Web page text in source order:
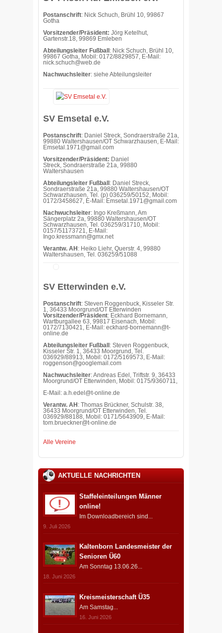
Postanschrift: Nick Schuch, Brühl 10, 99867
Gotha
Vorsitzender/Präsident: Jörg Ketelhut,
Gartenstr.18, 99869 Emleben
Abteilungsleiter Fußball : Nick Schuch, Brühl 10,
99867 Gotha, Mobil: 0172/8829857, E-Mail:
nick.schuch@web.de
Nachwuchsleiter: siehe Abteilungsleiter
SV Emsetal e.V.
Postanschrift: Daniel Streck, Sondraerstraße 21a,
99880 Waltershausen/OT Schwarzhausen, E-Mail:
Emsetal.1971@gmail.com
Vorsitzender/Präsident: Daniel
Streck, Sondraerstraße 21a, 99880
Waltershausen
Abteilungsleiter Fußball : Daniel Streck,
Sondraerstraße 21a, 99880 Waltershausen/OT
Schwarzhausen, Tel. (p) 036259/50152, Mobil:
0172/3458627, E-Mail: Emsetal.1971@gmail.com
Nachwuchsleiter: Ingo Kreßmann, Am
Sängerplatz 2a, 99880 Waltershausen/OT
Schwarzhausen, Tel. 036259/31710, Mobil:
0157/51173721, E-Mail:
Ingo.kressmann@gmx.net
Verantw. AH : Heiko Liehr, Querstr. 4, 99880
Waltershausen, Tel. 036259/51088
SV Etterwinden e.V.
Postanschrift: Steven Roggenbuck, Kisseler Str.
1, 36433 Moorgrund/OT Etterwinden
Vorsitzender/Präsident: Eckhard Bornemann,
Wartburgallee 63, 99817 Eisenach, Mobil:
0172/7130421, E-Mail: eckhard-bornemann@t-
online.de
Abteilungsleiter Fußball : Steven Roggenbuck,
Kisseler Str. 1, 36433 Moorgrund, Tel.
036929/88913, Mobil: 0172/5169573, E-Mail:
roggenson@googlemail.com
Nachwuchsleiter: Andreas Edel, Triftstr. 9, 36433
Moorgrund/OT Etterwinden, Mobil: 0175/9360711,
E-Mail: a.h.edel@t-online.de
Verantw. AH : Thomas Brückner, Schulstr. 38,
36433 Moorgrund/OT Etterwinden, Tel.
036929/88188, Mobil: 0171/5643909, E-Mail:
tom.brueckner@t-online.de
Alle Vereine
AKTUELLE NACHRICHTEN
Staffeleinteilungen Männer
online!
Im Downloadbereich sind...
9. Juli 2026
Kaltenborn Landesmeister der
Senioren Ü60
Am Sonntag 13.06.26...
18. Juni 2026
Kreismeisterschaft Ü35
Am Samstag...
16. Juni 2026